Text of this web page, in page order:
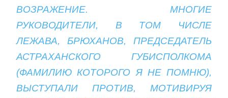
ВОЗРАЖЕНИЕ. МНОГИЕ
РУКОВОДИТЕЛИ, В ТОМ ЧИСЛЕ
ЛЕЖАВА, БРЮХАНОВ, ПРЕДСЕДАТЕЛЬ
АСТРАХАНСКОГО ГУБИСПОЛКОМА
(ФАМИЛИЮ КОТОРОГО Я НЕ ПОМНЮ),
ВЫСТУПАЛИ ПРОТИВ, МОТИВИРУЯ